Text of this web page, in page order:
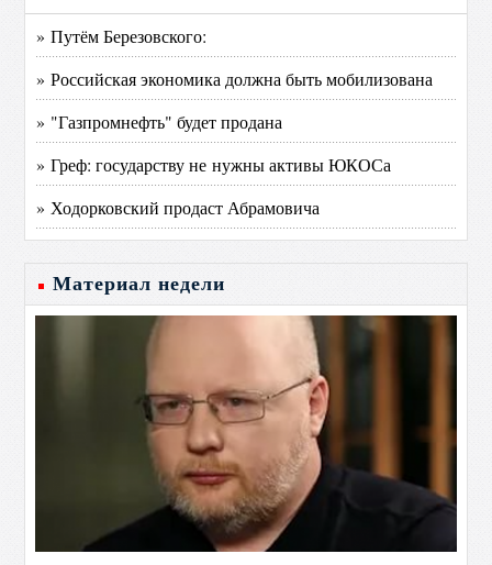
» Путём Березовского:
» Российская экономика должна быть мобилизована
» "Газпромнефть" будет продана
» Греф: государству не нужны активы ЮКОСа
» Ходорковский продаст Абрамовича
Материал недели